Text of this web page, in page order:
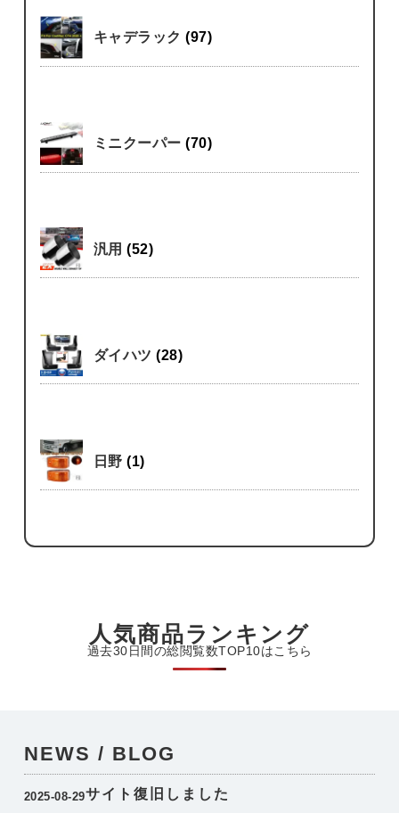
キャデラック(97)
ミニクーパー(70)
汎用(52)
ダイハツ(28)
日野(1)
人気商品ランキング
過去30日間の総閲覧数TOP10はこちら
NEWS / BLOG
2025-08-29サイト復旧しました